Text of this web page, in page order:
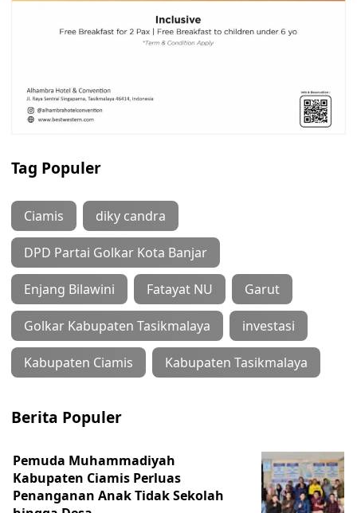
Tag Populer
Ciamis diky candra
DPD Partai Golkar Kota Banjar
Enjang Bilawini Fatayat NU Garut
Golkar Kabupaten Tasikmalaya investasi
Kabupaten Ciamis Kabupaten Tasikmalaya
Berita Populer
Pemuda Muhammadiyah
Kabupaten Ciamis Perluas
Penanganan Anak Tidak Sekolah